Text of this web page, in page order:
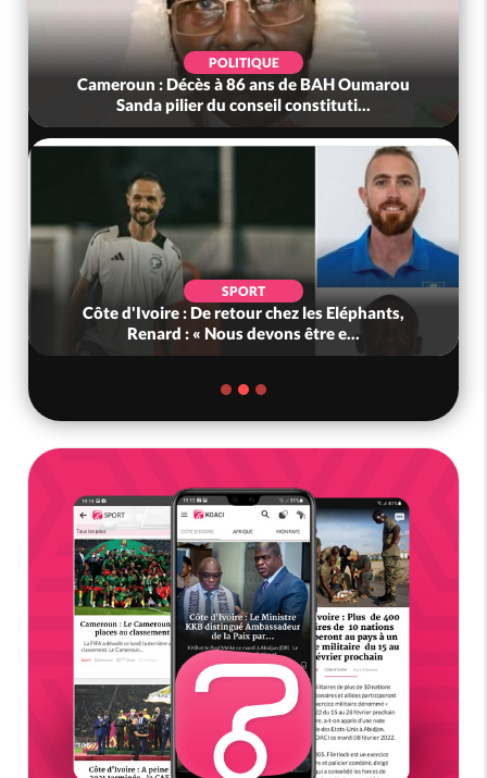
POLITIQUE
Cameroun : Décès à 86 ans de BAH Oumarou
Sanda pilier du conseil constituti...
SPORT
Côte d'Ivoire : De retour chez les Eléphants,
Renard : « Nous devons être e...